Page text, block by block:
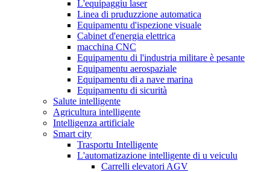
L'equipaggiu laser
Linea di pruduzzione automatica
Equipamentu d'ispezione visuale
Cabinet d'energia elettrica
macchina CNC
Equipamentu di l'industria militare è pesante
Equipamentu aerospaziale
Equipamentu di a nave marina
Equipamentu di sicurità
Salute intelligente
Agricultura intelligente
Intelligenza artificiale
Smart city
Trasportu Intelligente
L'automatizazione intelligente di u veiculu
Carrelli elevatori AGV